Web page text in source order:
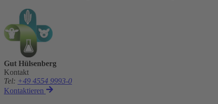
Gut Hülsenberg
Kontakt
Tel: +49 4554 9993-0
Kontaktieren